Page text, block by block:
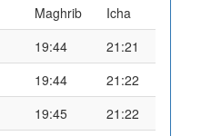
Maghrib
Icha
19:44
21:21
19:44
21:22
19:45
21:22